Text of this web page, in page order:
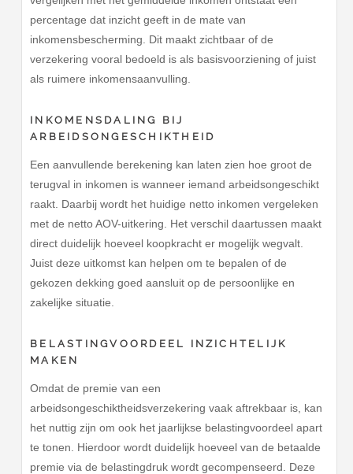
percentage dat inzicht geeft in de mate van
inkomensbescherming. Dit maakt zichtbaar of de
verzekering vooral bedoeld is als basisvoorziening of juist
als ruimere inkomensaanvulling.
INKOMENSDALING BIJ
ARBEIDSONGESCHIKTHEID
Een aanvullende berekening kan laten zien hoe groot de
terugval in inkomen is wanneer iemand arbeidsongeschikt
raakt. Daarbij wordt het huidige netto inkomen vergeleken
met de netto AOV-uitkering. Het verschil daartussen maakt
direct duidelijk hoeveel koopkracht er mogelijk wegvalt.
Juist deze uitkomst kan helpen om te bepalen of de
gekozen dekking goed aansluit op de persoonlijke en
zakelijke situatie.
BELASTINGVOORDEEL INZICHTELIJK
MAKEN
Omdat de premie van een
arbeidsongeschiktheidsverzekering vaak aftrekbaar is, kan
het nuttig zijn om ook het jaarlijkse belastingvoordeel apart
te tonen. Hierdoor wordt duidelijk hoeveel van de betaalde
premie via de belastingdruk wordt gecompenseerd. Deze